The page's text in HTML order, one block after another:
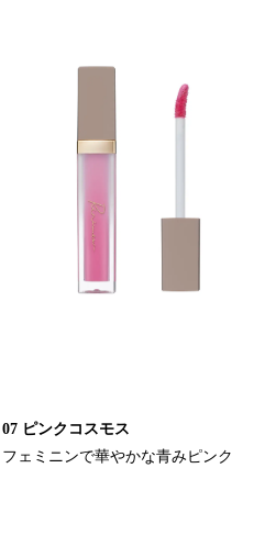
07 ピンクコスモス
フェミニンで華やかな青みピンク